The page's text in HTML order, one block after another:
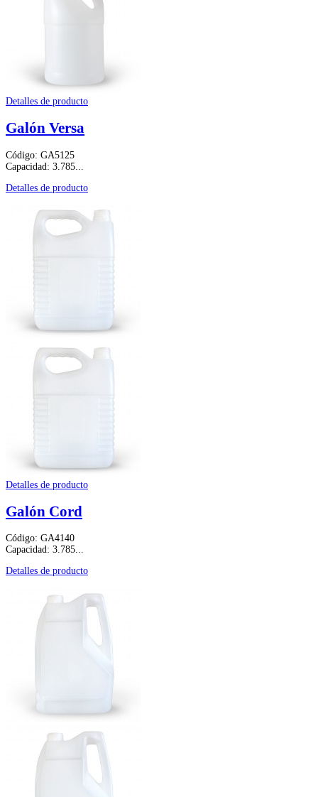
Detalles de producto
Galón Versa
Código: GA5125
Capacidad: 3.785...
Detalles de producto
Detalles de producto
Galón Cord
Código: GA4140
Capacidad: 3.785...
Detalles de producto